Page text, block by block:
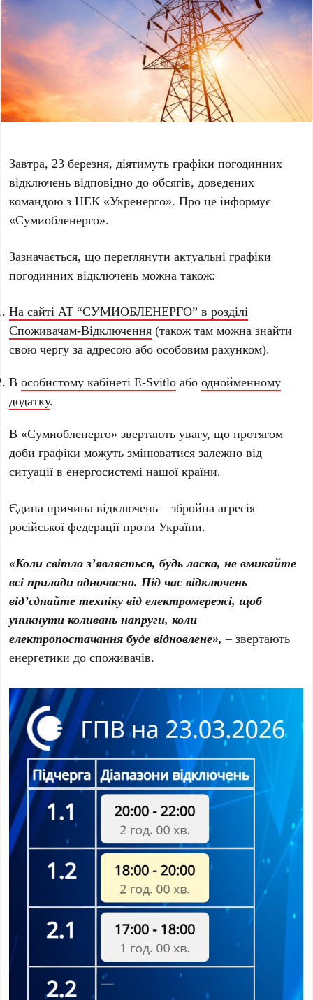
Завтра, 23 березня, діятимуть графіки погодинних
відключень відповідно до обсягів, доведених
командою з НЕК «Укренерго». Про це інформує
«Сумиобленерго».
Зазначається, що переглянути актуальні графіки
погодинних відключень можна також:
На сайті АТ “СУМИОБЛЕНЕРГО” в розділі
Споживачам-Відключення (також там можна знайти
свою чергу за адресою або особовим рахунком).
Вособистому кабінеті E-Svitlo абооднойменному
додатку.
В «Сумиобленерго» звертають увагу, що протягом
доби графіки можуть змінюватися залежно від
ситуації в енергосистемі нашої країни.
Єдина причина відключень – збройна агресія
російської федерації проти України.
«Коли світло з’являється, будь ласка, не вмикайте
всі прилади одночасно. Під час відключень
від’єднайте техніку від електромережі, щоб
уникнути коливань напруги, коли
електропостачання буде відновлене», – звертають
енергетики до споживачів.